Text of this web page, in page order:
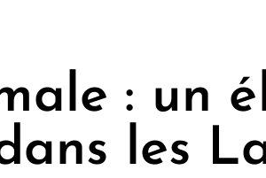
: un
les